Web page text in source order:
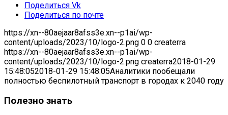
Поделиться Vk
Поделиться по почте
https://xn--80aejaar8afss3e.xn--p1ai/wp-
content/uploads/2023/10/logo-2.png 0 0 createrra
https://xn--80aejaar8afss3e.xn--p1ai/wp-
content/uploads/2023/10/logo-2.png createrra2018-01-29
15:48:052018-01-29 15:48:05Аналитики пообещали
полностью беспилотный транспорт в городах к 2040 году
Полезно знать